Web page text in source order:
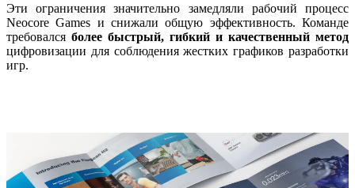
Эти ограничения значительно замедляли рабочий процесс
Neocore Games и снижали общую эффективность. Команде
требовался более быстрый, гибкий и качественный метод
цифровизации для соблюдения жестких графиков разработки
игр.